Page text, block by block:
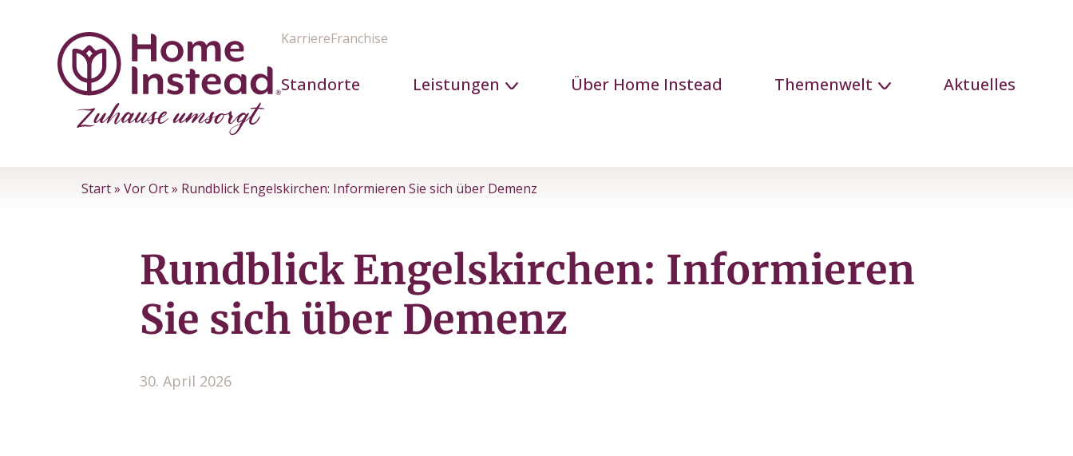
KarriereFranchise
Standorte Leistungen Über Home Instead Themenwelt Aktuelles
Start» Vor Ort» Rundblick Engelskirchen: Informieren Sie sich über Demenz
Rundblick Engelskirchen: Informieren
Sie sich über Demenz
30. April 2026